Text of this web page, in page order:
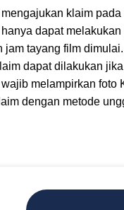
klaim
dapat
jam tayang film dimulai.
dapat dilakukan
melampirkan foto
dengan metode